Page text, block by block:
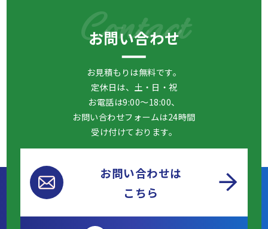
Contact
お問い合わせ
お見積もりは無料です。
定休日は、土・日・祝
お電話は9:00～18:00、
お問い合わせフォームは24時間
受け付けております。
お問い合わせは
こちら